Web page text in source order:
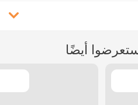
أيضًا